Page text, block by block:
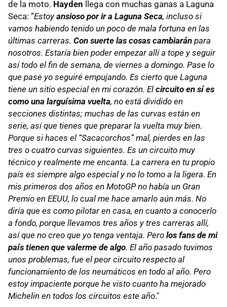
de la moto. Hayden llega con muchas ganas a Laguna
Seca: “Estoyansioso por ir a Laguna Seca, incluso si
vamos habiendo tenido un poco de mala fortuna en las
últimas carreras. Con suerte las cosas cambiarán para
nosotros. Estaría bien poder empezar allí a tope y seguir
así todo el fin de semana, de viernes a domingo. Pase lo
que pase yo seguiré empujando. Es cierto que Laguna
tiene un sitio especial en mi corazón. El circuito en sí es
como una larguísima vuelta, no está dividido en
secciones distintas; muchas de las curvas están en
serie, así que tienes que preparar la vuelta muy bien.
Porque si haces el “Sacacorchos” mal, pierdes en las
tres o cuatro curvas siguientes. Es un circuito muy
técnico y realmente me encanta. La carrera en tu propio
país es siempre algo especial y no lo tomo a la ligera. En
mis primeros dos años en MotoGP no había un Gran
Premio en EEUU, lo cual me hace amarlo aún más. No
diría que es como pilotar en casa, en cuanto a conocerlo
a fondo, porque llevamos tres años y tres carreras allí,
así que no creo que yo tenga ventaja. Pero los fans de mi
país tienen que valerme de algo. El año pasado tuvimos
unos problemas, fue el peor circuito respecto al
funcionamiento de los neumáticos en todo al año. Pero
estoy impaciente porque he visto cuanto ha mejorado
Michelin en todos los circuitos este año."